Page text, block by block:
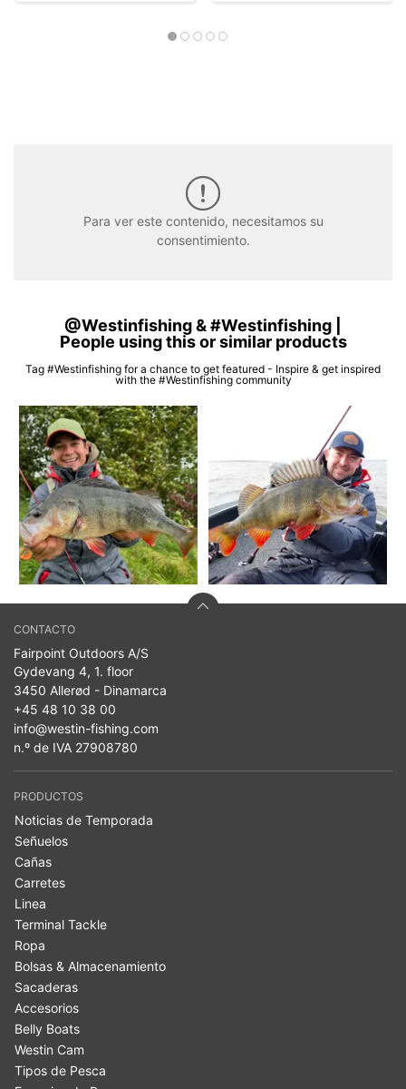
Para ver este contenido, necesitamos su
consentimiento.
@Westinfishing & #Westinfishing |
People using this or similar products
Tag #Westinfishing for a chance to get featured - Inspire & get inspired
with the #Westinfishing community
CONTACTO
Fairpoint Outdoors A/S
Gydevang 4, 1. floor
3450 Allerød - Dinamarca
+45 48 10 38 00
info@westin-fishing.com
n.º de IVA 27908780
PRODUCTOS
Noticias de Temporada
Señuelos
Cañas
Carretes
Linea
Terminal Tackle
Ropa
Bolsas & Almacenamiento
Sacaderas
Accesorios
Belly Boats
Westin Cam
Tipos de Pesca